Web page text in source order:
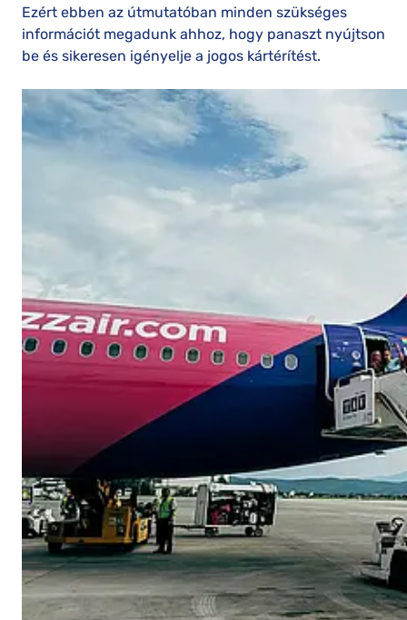
Ezért ebben az útmutatóban minden szükséges
információt megadunk ahhoz, hogy panaszt nyújtson
be és sikeresen igényelje a jogos kártérítést.